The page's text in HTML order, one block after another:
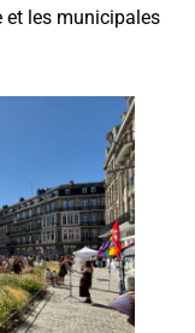
et les municipales